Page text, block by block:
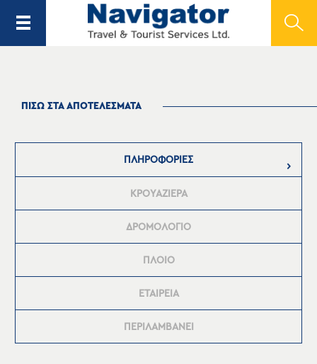
ΠΙΣΩ ΣΤΑ ΑΠΟΤΕΛΕΣΜΑΤΑ
ΠΛΗΡΟΦΟΡΙΕΣ
ΚΡΟΥΑΖΙΕΡΑ
ΔΡΟΜΟΛΟΓΙΟ
ΠΛΟΙΟ
ΕΤΑΙΡΕΙΑ
ΠΕΡΙΛΑΜΒΑΝΕΙ